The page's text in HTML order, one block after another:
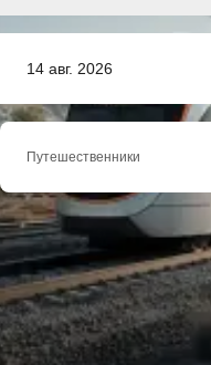
14 авг. 2026
Путешественники